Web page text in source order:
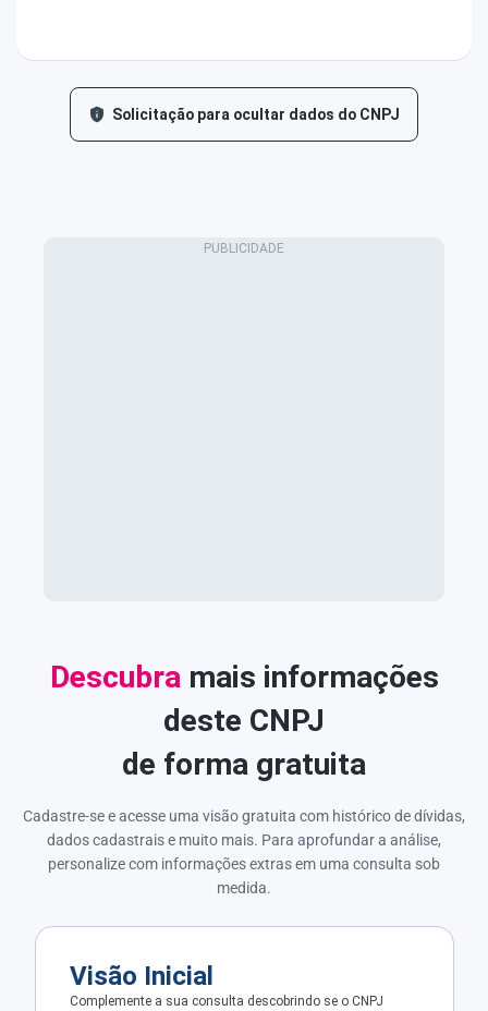
Solicitação para ocultar dados do CNPJ
Descubra mais informações
deste CNPJ
de forma gratuita
Cadastre-se e acesse uma visão gratuita com histórico de dívidas,
dados cadastrais e muito mais. Para aprofundar a análise,
personalize com informações extras em uma consulta sob
medida.
Visão Inicial
Complemente a sua consulta descobrindo se o CNPJ